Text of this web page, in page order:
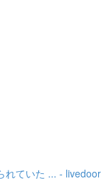
れていた ... - livedoor